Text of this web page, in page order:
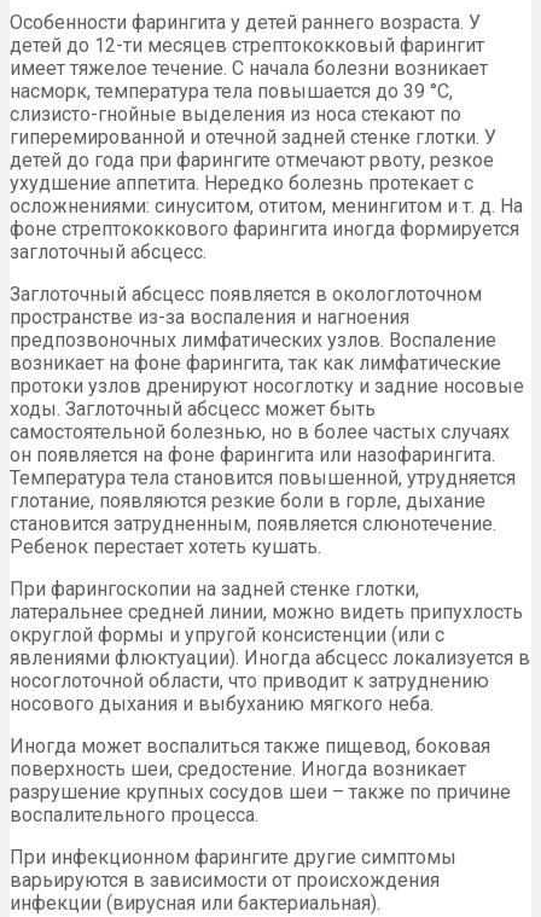
Особенности фарингита у детей раннего возраста. У
детей до 12-ти месяцев стрептококковый фарингит
имеет тяжелое течение. С начала болезни возникает
насморк, температура тела повышается до 39 °С,
слизисто-гнойные выделения из носа стекают по
гиперемированной и отечной задней стенке глотки. У
детей до года при фарингите отмечают рвоту, резкое
ухудшение аппетита. Нередко болезнь протекает с
осложнениями: синуситом, отитом, менингитом и т. д. На
фоне стрептококкового фарингита иногда формируется
заглоточный абсцесс.
Заглоточный абсцесс появляется в окологлоточном
пространстве из-за воспаления и нагноения
предпозвоночных лимфатических узлов. Воспаление
возникает на фоне фарингита, так как лимфатические
протоки узлов дренируют носоглотку и задние носовые
ходы. Заглоточный абсцесс может быть
самостоятельной болезнью, но в более частых случаях
он появляется на фоне фарингита или назофарингита.
Температура тела становится повышенной, утрудняется
глотание, появляются резкие боли в горле, дыхание
становится затрудненным, появляется слюнотечение.
Ребенок перестает хотеть кушать.
При фарингоскопии на задней стенке глотки,
латеральнее средней линии, можно видеть припухлость
округлой формы и упругой консис­тенции (или с
явлениями флюктуации). Иногда абсцесс локализуется в
носоглоточной области, что приводит к затруднению
носового дыхания и вы­буханию мягкого неба.
Иногда может воспалиться также пищевод, боковая
поверхность шеи, средостение. Иногда возникает
разрушение круп­ных сосудов шеи – также по причине
воспалительного процесса.
При инфекционном фарингите другие симптомы
варьируются в зависимости от происхождения
инфекции (вирусная или бактериальная).